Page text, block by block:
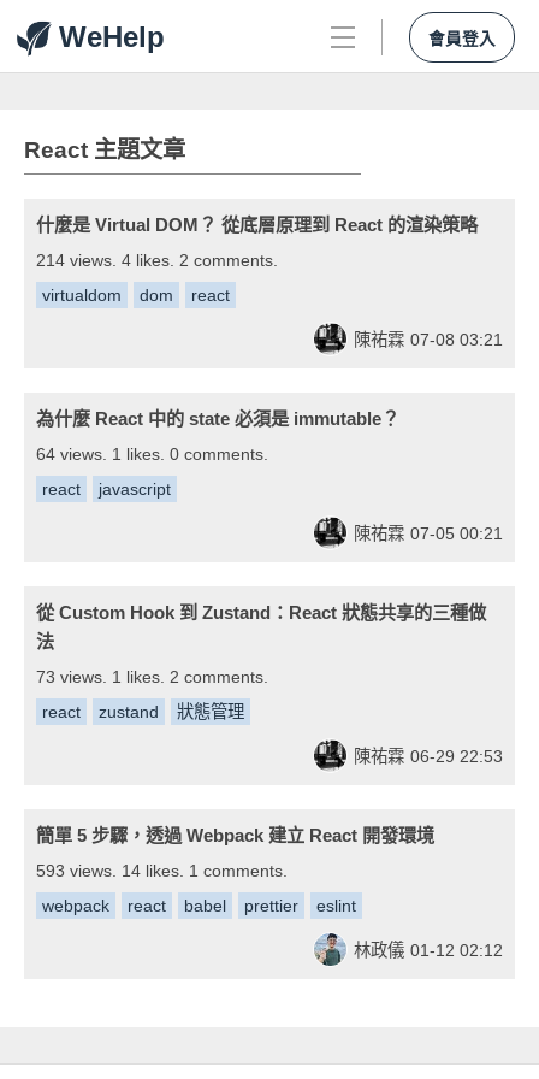
WeHelp 會員登入
React 主題文章
什麼是 Virtual DOM？ 從底層原理到 React 的渲染策略
214 views. 4 likes. 2 comments.
virtualdom
dom react
陳祐霖 07-08 03:21
為什麼 React 中的 state 必須是 immutable？
64 views. 1 likes. 0 comments.
react
javascript
陳祐霖 07-05 00:21
從 Custom Hook 到 Zustand：React 狀態共享的三種做
法
73 views. 1 likes. 2 comments.
react
zustand 狀態管理
陳祐霖 06-29 22:53
簡單 5 步驟，透過 Webpack 建立 React 開發環境
593 views. 14 likes. 1 comments.
webpack
react babel prettier eslint
林政儀 01-12 02:12